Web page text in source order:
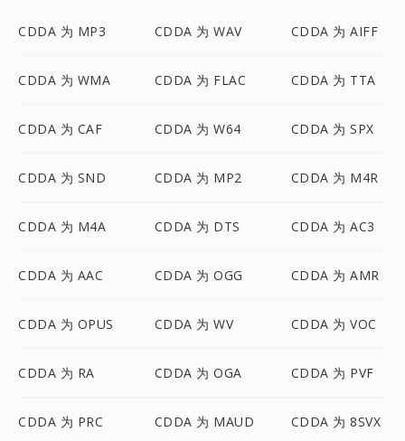
CDDA 为 MP3 CDDA 为 WAV CDDA 为 AIFF
CDDA 为 WMA CDDA 为 FLAC CDDA 为 TTA
CDDA 为 CAF CDDA 为 W64 CDDA 为 SPX
CDDA 为 SND CDDA 为 MP2 CDDA 为 M4R
CDDA 为 M4A CDDA 为 DTS CDDA 为 AC3
CDDA 为 AAC CDDA 为 OGG CDDA 为 AMR
CDDA 为 OPUS CDDA 为 WV CDDA 为 VOC
CDDA 为 RA CDDA 为 OGA CDDA 为 PVF
CDDA 为 PRC CDDA 为 MAUD CDDA 为 8SVX